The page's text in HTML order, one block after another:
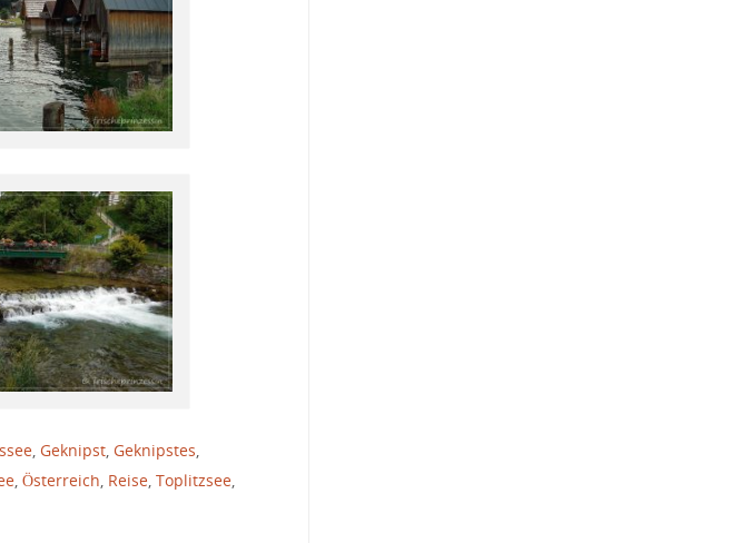
, Geknipst, Geknipstes,
, Österreich, Reise, Toplitzsee,